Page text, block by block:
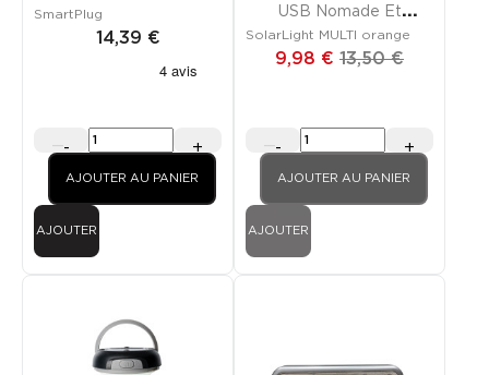
SmartPlug
14,39 €
- +
AJOUTER AU PANIER
AJOUTER
USB Nomade Et
Batterie Externe
SolarLight MULTI orange
9,98 € 13,50 €
- +
AJOUTER AU PANIER
AJOUTER